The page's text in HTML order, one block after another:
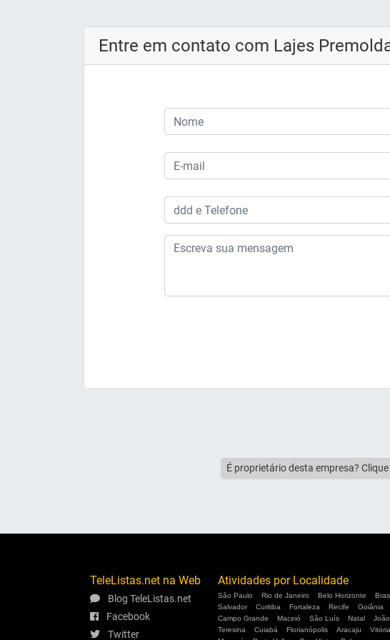
Entre em contato com Lajes
É proprietário desta empresa?
TeleListas.net na Web
Blog TeleListas.net
Facebook
Twitter
Atividades por Localidade
São Paulo Rio de Janeiro Belo Horizonte
Salvador
Curitiba Fortaleza Recife Goiânia
Campo Grande
Maceió São Luís Natal
Teresina
Cuiabá Florianópolis Aracaju Vitória